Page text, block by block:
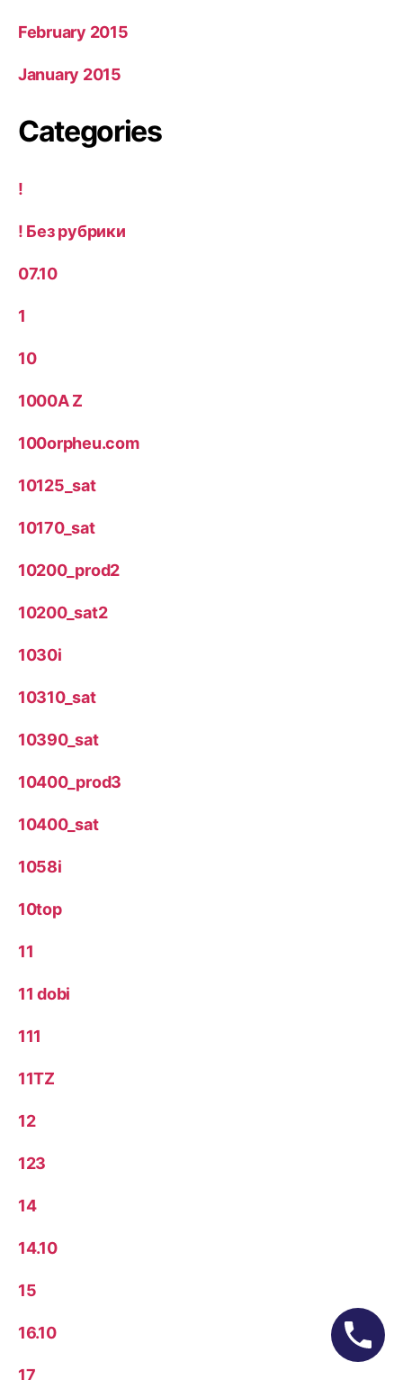
February 2015
January 2015
Categories
!
! Без рубрики
07.10
1
10
1000A Z
100orpheu.com
10125_sat
10170_sat
10200_prod2
10200_sat2
1030i
10310_sat
10390_sat
10400_prod3
10400_sat
1058i
10top
11
11 dobi
111
11TZ
12
123
14
14.10
15
16.10
17